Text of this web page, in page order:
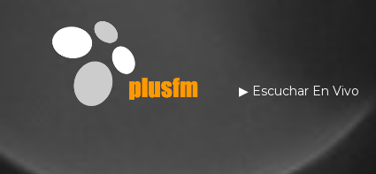
▶︎ Escuchar En Vivo